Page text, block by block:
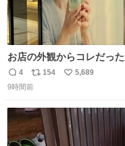
お店の外観からコレだっ
返
信
4
リ
ポ
ト
数
154
い
数
5,689
9時間前